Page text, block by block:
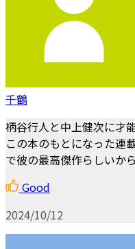
千鶴
柄谷行人と中上健次に才
この本のもとになった連
で彼の最高傑作らしいか
Good
2024/10/12